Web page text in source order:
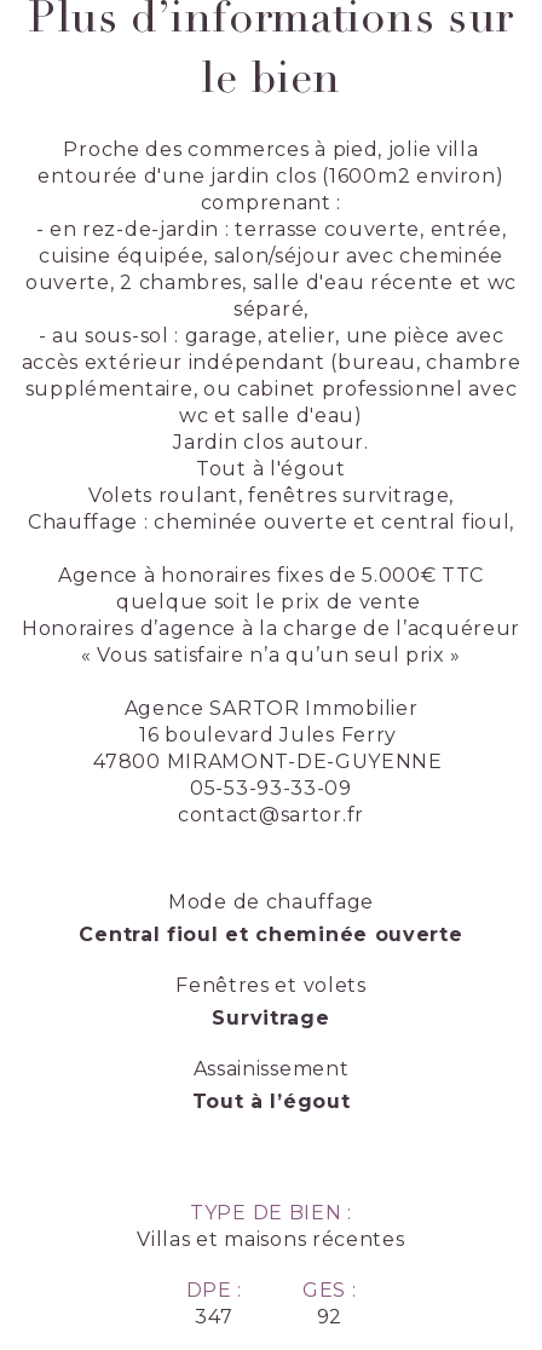
Plus d’informations sur
le bien
Proche des commerces à pied, jolie villa
entourée d'une jardin clos (1600m2 environ)
comprenant :
- en rez-de-jardin : terrasse couverte, entrée,
cuisine équipée, salon/séjour avec cheminée
ouverte, 2 chambres, salle d'eau récente et wc
séparé,
- au sous-sol : garage, atelier, une pièce avec
accès extérieur indépendant (bureau, chambre
supplémentaire, ou cabinet professionnel avec
wc et salle d'eau)
Jardin clos autour.
Tout à l'égout
Volets roulant, fenêtres survitrage,
Chauffage : cheminée ouverte et central fioul,
Agence à honoraires fixes de 5.000€ TTC
quelque soit le prix de vente
Honoraires d’agence à la charge de l’acquéreur
« Vous satisfaire n’a qu’un seul prix »
Agence SARTOR Immobilier
16 boulevard Jules Ferry
47800 MIRAMONT-DE-GUYENNE
05-53-93-33-09
contact@sartor.fr
Mode de chauffage
Central fioul et cheminée ouverte
Fenêtres et volets
Survitrage
Assainissement
Tout à l’égout
TYPE DE BIEN :
Villas et maisons récentes
DPE :
347
GES :
92